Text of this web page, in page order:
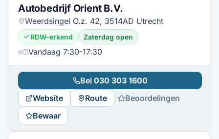
Autobedrijf Orient B.V.
Weerdsingel O.z. 42, 3514AD Utrecht
RDW-erkend Zaterdag open
Vandaag 7:30-17:30
Bel 030 303 1600
Website
Route
Beoordelingen
Bewaar